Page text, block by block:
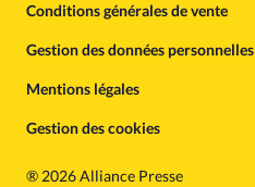
Conditions générales de vente
Gestion des données personnelles
Mentions légales
Gestion des cookies
®2026 Alliance Presse